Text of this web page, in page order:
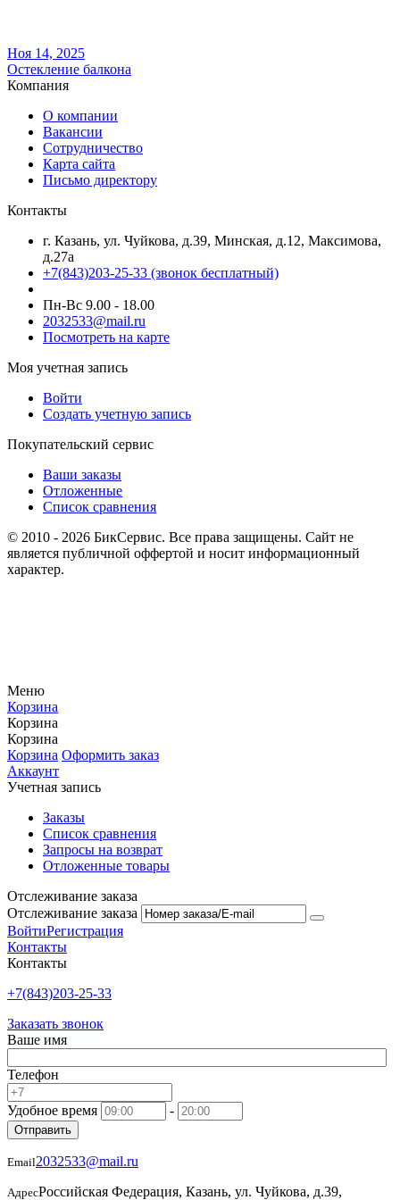
Ноя 14, 2025
Остекление балкона
Компания
О компании
Вакансии
Сотрудничество
Карта сайта
Письмо директору
Контакты
г. Казань, ул. Чуйкова, д.39, Минская, д.12, Максимова,
д.27а
+7(843)203-25-33 (звонок бесплатный)
Пн-Вс 9.00 - 18.00
2032533@mail.ru
Посмотреть на карте
Моя учетная запись
Войти
Создать учетную запись
Покупательский сервис
Ваши заказы
Отложенные
Список сравнения
© 2010 - 2026 БикСервис. Все права защищены. Сайт не
является публичной оффертой и носит информационный
характер.
Меню
Корзина
Корзина
Корзина
Корзина Оформить заказ
Аккаунт
Учетная запись
Заказы
Список сравнения
Запросы на возврат
Отложенные товары
Отслеживание заказа
Отслеживание заказа
ВойтиРегистрация
Контакты
Контакты
+7(843)203-25-33
Заказать звонок
Ваше имя
Телефон
Удобное время -
Отправить
Email2032533@mail.ru
АдресРоссийская Федерация, Казань, ул. Чуйкова, д.39,